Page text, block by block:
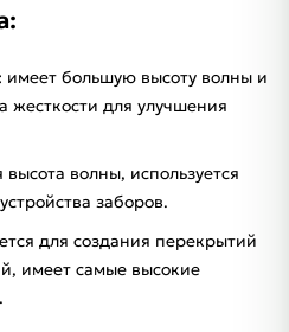
имеет большую высоту волны и
жесткости для улучшения
волны, используется
заборов.
для создания перекрытий
имеет самые высокие